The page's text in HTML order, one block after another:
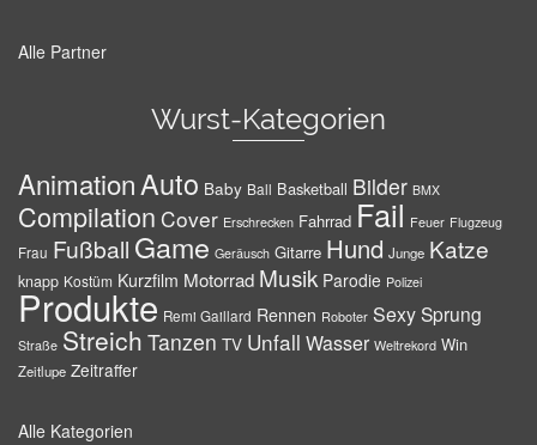
Alle Partner
Wurst-Kategorien
AnimationAuto Baby Ball Basketball Bilder BMX
Compilation Cover Erschrecken Fahrrad Fail Feuer Flugzeug
Frau Fußball Game Geräusch Gitarre Hund Junge Katze
knapp Kostüm Kurzfilm Motorrad Musik Parodie Polizei
Produkte Remi Gaillard Rennen Roboter SexySprung
Straße Streich Tanzen TV Unfall Wasser Weltrekord Win
Zeitlupe Zeitraffer
Alle Kategorien